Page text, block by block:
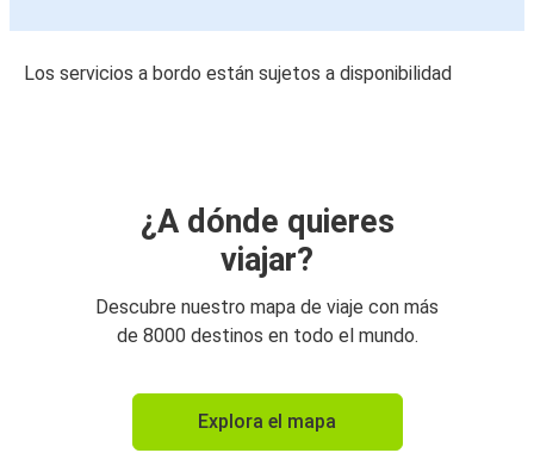
Los servicios a bordo están sujetos a disponibilidad
¿A dónde quieres
viajar?
Descubre nuestro mapa de viaje con más
de 8000 destinos en todo el mundo.
Explora el mapa